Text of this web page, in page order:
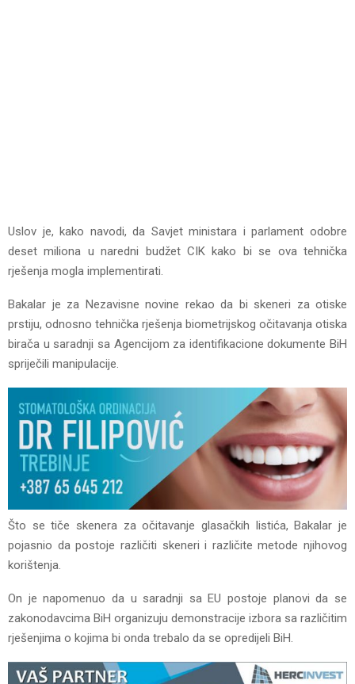
Uslov je, kako navodi, da Savjet ministara i parlament odobre
deset miliona u naredni budžet CIK kako bi se ova tehnička
rješenja mogla implementirati.
Bakalar je za Nezavisne novine rekao da bi skeneri za otiske
prstiju, odnosno tehnička rješenja biometrijskog očitavanja otiska
birača u saradnji sa Agencijom za identifikacione dokumente BiH
spriječili manipulacije.
Što se tiče skenera za očitavanje glasačkih listića, Bakalar je
pojasnio da postoje različiti skeneri i različite metode njihovog
korištenja.
On je napomenuo da u saradnji sa EU postoje planovi da se
zakonodavcima BiH organizuju demonstracije izbora sa različitim
rješenjima o kojima bi onda trebalo da se opredijeli BiH.